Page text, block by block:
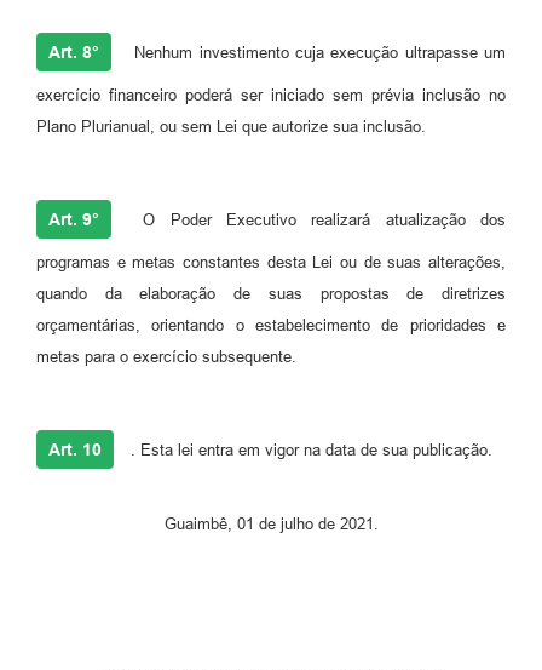
Art. 8° Nenhum investimento cuja execução ultrapasse um
exercício financeiro poderá ser iniciado sem prévia inclusão no
Plano Plurianual, ou sem Lei que autorize sua inclusão.
Art. 9° O Poder Executivo realizará atualização dos
programas e metas constantes desta Lei ou de suas alterações,
quando da elaboração de suas propostas de diretrizes
orçamentárias, orientando o estabelecimento de prioridades e
metas para o exercício subsequente.
Art. 10 . Esta lei entra em vigor na data de sua publicação.
Guaimbê, 01 de julho de 2021.